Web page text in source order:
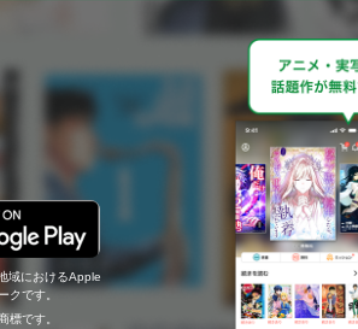
域におけるApple
クです。
です。